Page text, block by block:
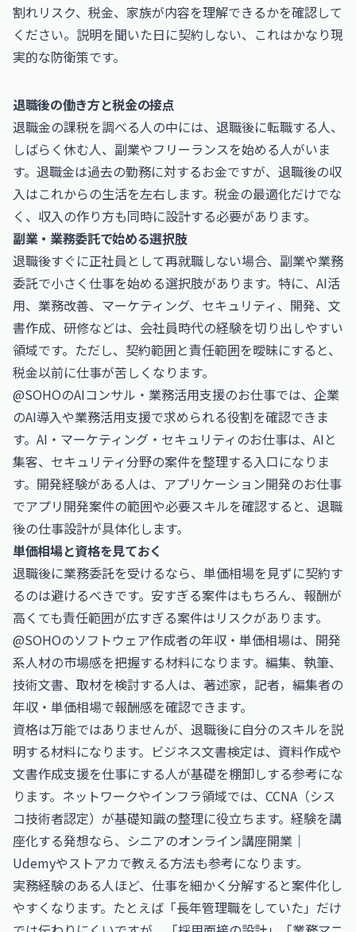
割れリスク、税金、家族が内容を理解できるかを確認して
ください。説明を聞いた日に契約しない、これはかなり現
実的な防衛策です。
退職後の働き方と税金の接点
退職金の課税を調べる人の中には、退職後に転職する人、
しばらく休む人、副業やフリーランスを始める人がいま
す。退職金は過去の勤務に対するお金ですが、退職後の収
入はこれからの生活を左右します。税金の最適化だけでな
く、収入の作り方も同時に設計する必要があります。
副業・業務委託で始める選択肢
退職後すぐに正社員として再就職しない場合、副業や業務
委託で小さく仕事を始める選択肢があります。特に、AI活
用、業務改善、マーケティング、セキュリティ、開発、文
書作成、研修などは、会社員時代の経験を切り出しやすい
領域です。ただし、契約範囲と責任範囲を曖昧にすると、
税金以前に仕事が苦しくなります。
@SOHOのAIコンサル・業務活用支援のお仕事では、企業
のAI導入や業務活用支援で求められる役割を確認できま
す。 AI・マーケティング・セキュリティのお仕事は、AIと
集客、セキュリティ分野の案件を整理する入口になりま
す。開発経験がある人は、 アプリケーション開発のお仕事
でアプリ開発案件の範囲や必要スキルを確認すると、退職
後の仕事設計が具体化します。
単価相場と資格を見ておく
退職後に業務委託を受けるなら、単価相場を見ずに契約す
るのは避けるべきです。安すぎる案件はもちろん、報酬が
高くても責任範囲が広すぎる案件はリスクがあります。
@SOHOのソフトウェア作成者の年収・単価相場は、開発
系人材の市場感を把握する材料になります。編集、執筆、
技術文書、取材を検討する人は、 著述家，記者，編集者の
年収・単価相場で報酬感を確認できます。
資格は万能ではありませんが、退職後に自分のスキルを説
明する材料になります。 ビジネス文書検定は、資料作成や
文書作成支援を仕事にする人が基礎を棚卸しする参考にな
ります。ネットワークやインフラ領域では、 CCNA（シス
コ技術者認定） が基礎知識の整理に役立ちます。経験を講
座化する発想なら、 シニアのオンライン講座開業｜
Udemyやストアカで教える方法も参考になります。
実務経験のある人ほど、仕事を細かく分解すると案件化し
やすくなります。たとえば「長年管理職をしていた」だけ